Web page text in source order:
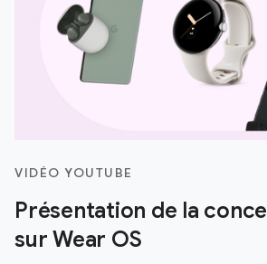
VIDÉO YOUTUBE
Présentation de la
sur Wear OS